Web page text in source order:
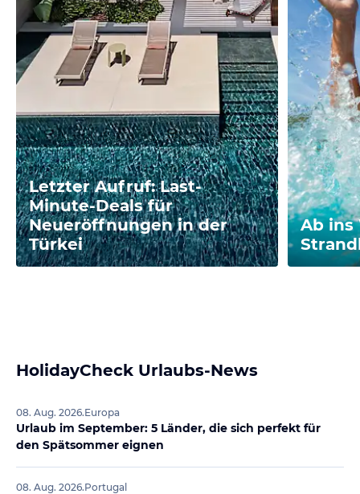
Letzter Aufruf: Last-
Minute-Deals für
Neueröffnungen in der
Türkei
Ab ins
HolidayCheck Urlaubs-News
08. Aug. 2026.Europa
Urlaub im September: 5 Länder, die sich perfekt für
den Spätsommer eignen
08. Aug. 2026.Portugal